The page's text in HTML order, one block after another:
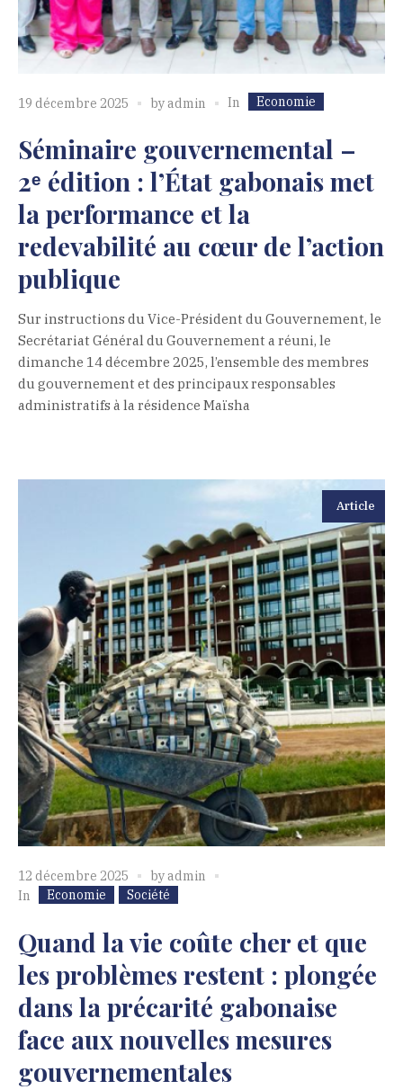
19 décembre 2025 byadmin In Economie
Séminaire gouvernemental –
2ᵉ édition : l’État gabonais met
la performance et la
redevabilité au cœur de l’action
publique
Sur instructions du Vice-Président du Gouvernement, le
Secrétariat Général du Gouvernement a réuni, le
dimanche 14 décembre 2025, l’ensemble des membres
du gouvernement et des principaux responsables
administratifs à la résidence Maïsha
Article
12 décembre 2025 byadmin
In
Economie Société
Quand la vie coûte cher et que
les problèmes restent : plongée
dans la précarité gabonaise
face aux nouvelles mesures
gouvernementales